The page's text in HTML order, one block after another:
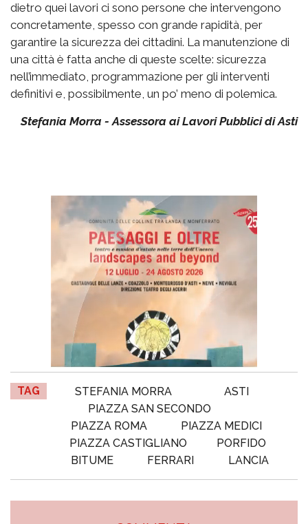
dietro quei lavori ci sono persone che intervengono
concretamente, spesso con grande rapidità, per
garantire la sicurezza dei cittadini. La manutenzione di
una città è fatta anche di queste scelte: sicurezza
nell’immediato, programmazione per gli interventi
definitivi e, possibilmente, un po’ meno di polemica.
Stefania Morra - Assessora ai Lavori Pubblici di Asti
TAG STEFANIA MORRA
ASTI
PIAZZA SAN SECONDO
PIAZZA ROMA
PIAZZA MEDICI
PIAZZA CASTIGLIANO
PORFIDO
BITUME
FERRARI LANCIA